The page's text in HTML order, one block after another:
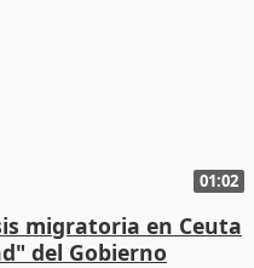
01:02
migratoria en Ceuta
del Gobierno